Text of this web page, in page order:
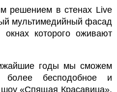
решением в стенах Live
мультимедийный фасад
которого оживают
годы мы сможем
бесподобное и
«Спящая Красавица».